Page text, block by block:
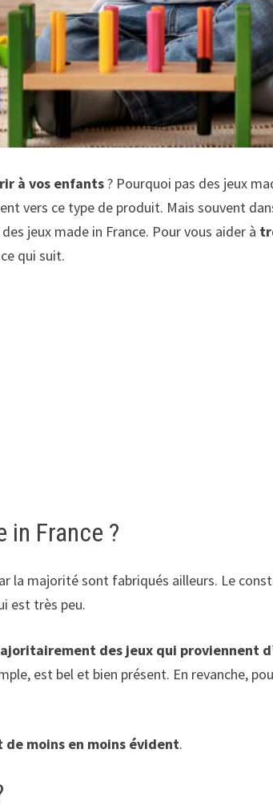
à vos enfants? Pourquoi pas des jeux
vers ce type de produit. Mais souvent
jeux made in France. Pour vous aider à
qui suit.
in France ?
la majorité sont fabriqués ailleurs. Le
est très peu.
des jeux qui proviennent
est bel et bien présent. En revanche,
de moins en moins évident.